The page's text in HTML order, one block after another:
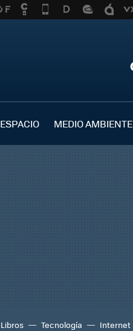
ESPACIO MEDIO AMBIENTE
Libros Tecnología Internet